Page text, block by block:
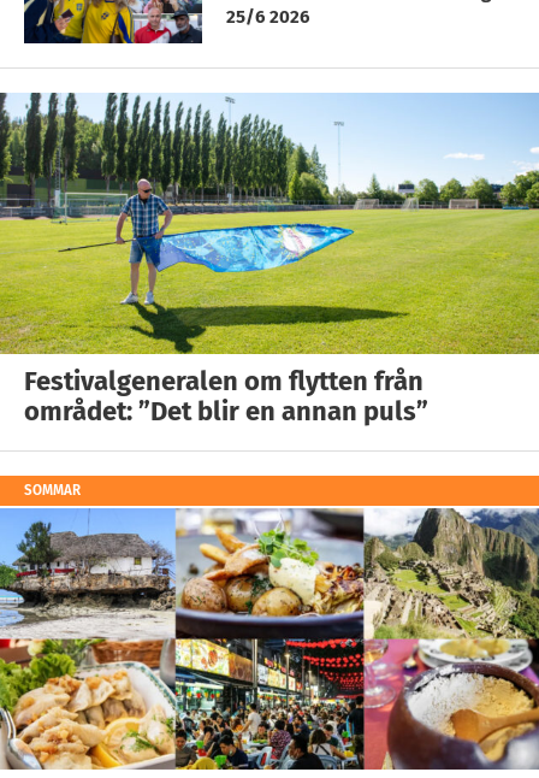
25/6 2026
Festivalgeneralen om flytten från
området: ”Det blir en annan puls”
SOMMAR